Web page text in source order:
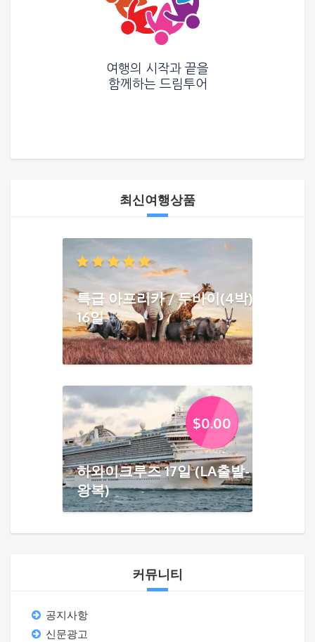
여행의 시작과 끝을
함께하는 드림투어
최신여행상품
특급 아프리카 / 두바이(4박)
16일
$0.00
하와이크루즈 17일 (LA출발-
왕복)
커뮤니티
공지사항
신문광고